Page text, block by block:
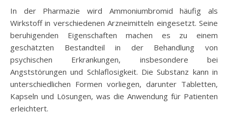
In der Pharmazie wird Ammoniumbromid häufig als
Wirkstoff in verschiedenen Arzneimitteln eingesetzt. Seine
beruhigenden Eigenschaften machen es zu einem
geschätzten Bestandteil in der Behandlung von
psychischen Erkrankungen, insbesondere bei
Angststörungen und Schlaflosigkeit. Die Substanz kann in
unterschiedlichen Formen vorliegen, darunter Tabletten,
Kapseln und Lösungen, was die Anwendung für Patienten
erleichtert.